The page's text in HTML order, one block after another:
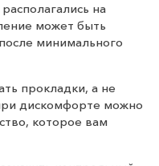
на
может быть
минимального
прокладки, а не
дискомфорте можно
которое вам